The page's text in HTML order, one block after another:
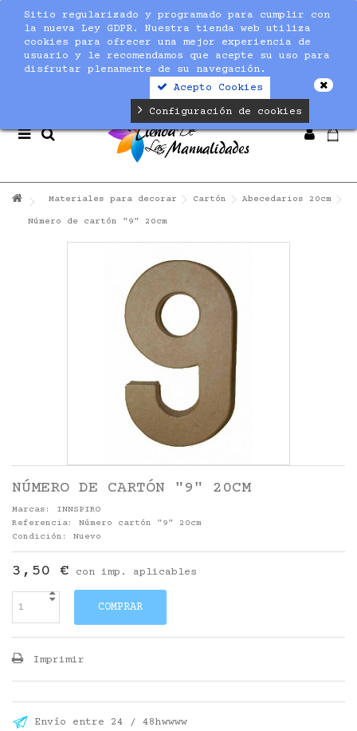
Notice : Undefined index: max_amount in
/home/nuevaltm/public_html/modules/sequracheckout/lib/
on line19
Sitio regularizado y programado para cumplir con
la nueva Ley GDPR. Nuestra tienda web utiliza
cookies para ofrecer una mejor experiencia de
usuario y le recomendamos que acepte su uso para
disfrutar plenamente de su navegación.
Acepto Cookies
Configuración de cookies
Materiales para decorar Cartón Abecedarios 20cm
Número de cartón "9" 20cm
NÚMERO DE CARTÓN "9" 20CM
Marcas:
INNSPIRO
Referencia:
Número cartón "9" 20cm
Condición:
Nuevo
3,50 € con imp. aplicables
COMPRAR
Imprimir
Envío entre 24 / 48hwwww